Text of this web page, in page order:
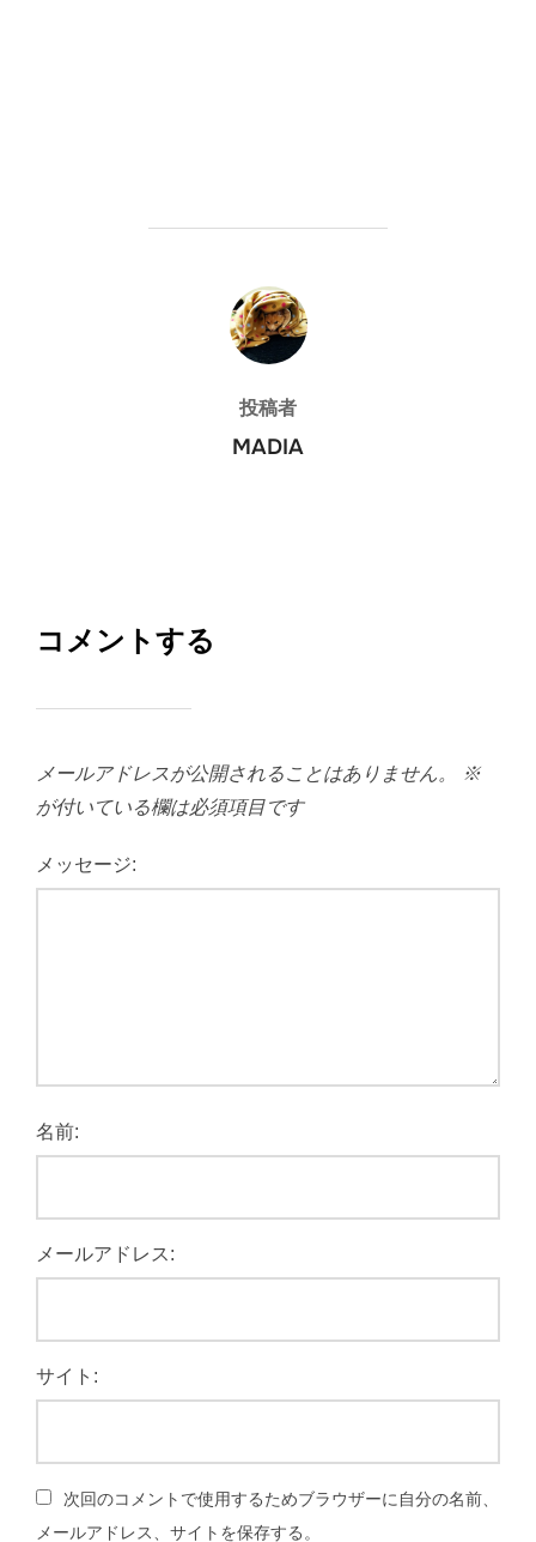
投稿者
投稿者
MADIA
コメントする
メールアドレスが公開されることはありません。
※
が付いている欄は必須項目です
メッセージ:
名前:
メールアドレス:
サイト:
次回のコメントで使用するためブラウザーに自分の名前、
メールアドレス、サイトを保存する。